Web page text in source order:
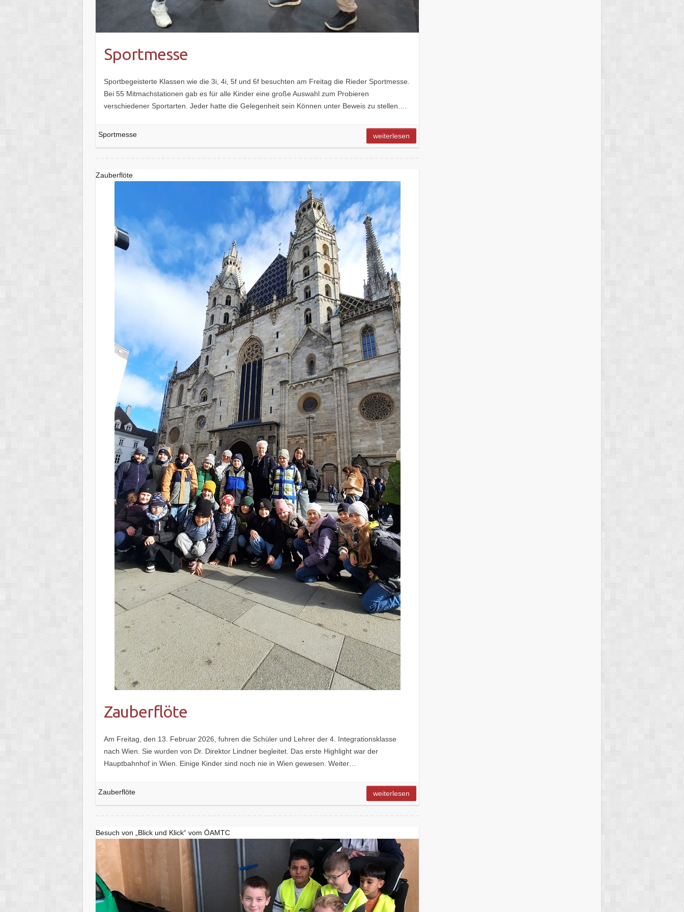
Sportmesse
Sportbegeisterte Klassen wie die 3i, 4i, 5f und 6f besuchten am Freitag die Rieder Sportmesse.
Bei 55 Mitmachstationen gab es für alle Kinder eine große Auswahl zum Probieren
verschiedener Sportarten. Jeder hatte die Gelegenheit sein Können unter Beweis zu stellen.…
Sportmesse weiterlesen
Zauberflöte
Zauberflöte
Am Freitag, den 13. Februar 2026, fuhren die Schüler und Lehrer der 4. Integrationsklasse
nach Wien. Sie wurden von Dr. Direktor Lindner begleitet. Das erste Highlight war der
Hauptbahnhof in Wien. Einige Kinder sind noch nie in Wien gewesen. Weiter…
Zauberflöte weiterlesen
Besuch von „Blick und Klick“ vom ÖAMTC